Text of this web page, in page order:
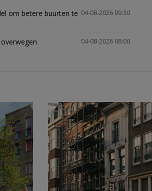
04-08-2026 09:30
om betere buurten te
04-08-2026 08:00